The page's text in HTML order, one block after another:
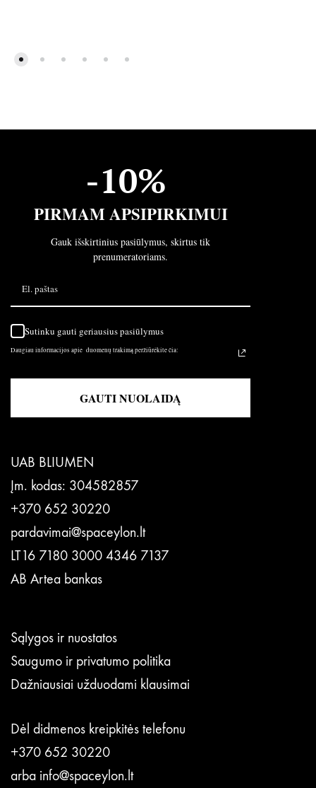
UAB BLIUMEN
Įm. kodas: 304582857
+370 652 30220
pardavimai@spaceylon.lt
LT16 7180 3000 4346 7137
AB Artea bankas
Sąlygos ir nuostatos
Saugumo ir privatumo politika
Dažniausiai užduodami klausimai
Dėl didmenos kreipkitės telefonu
+370 652 30220
arba info@spaceylon.lt
-10%
PIRMAM APSIPIRKIMUI
Gauk išskirtinius pasiūlymus, skirtus tik
prenumeratoriams.
Sutinku gauti geriausius pasiūlymus
Daugiau informacijos apie duomenų trakimą peržiūrėkite čia:
GAUTI NUOLAIDĄ